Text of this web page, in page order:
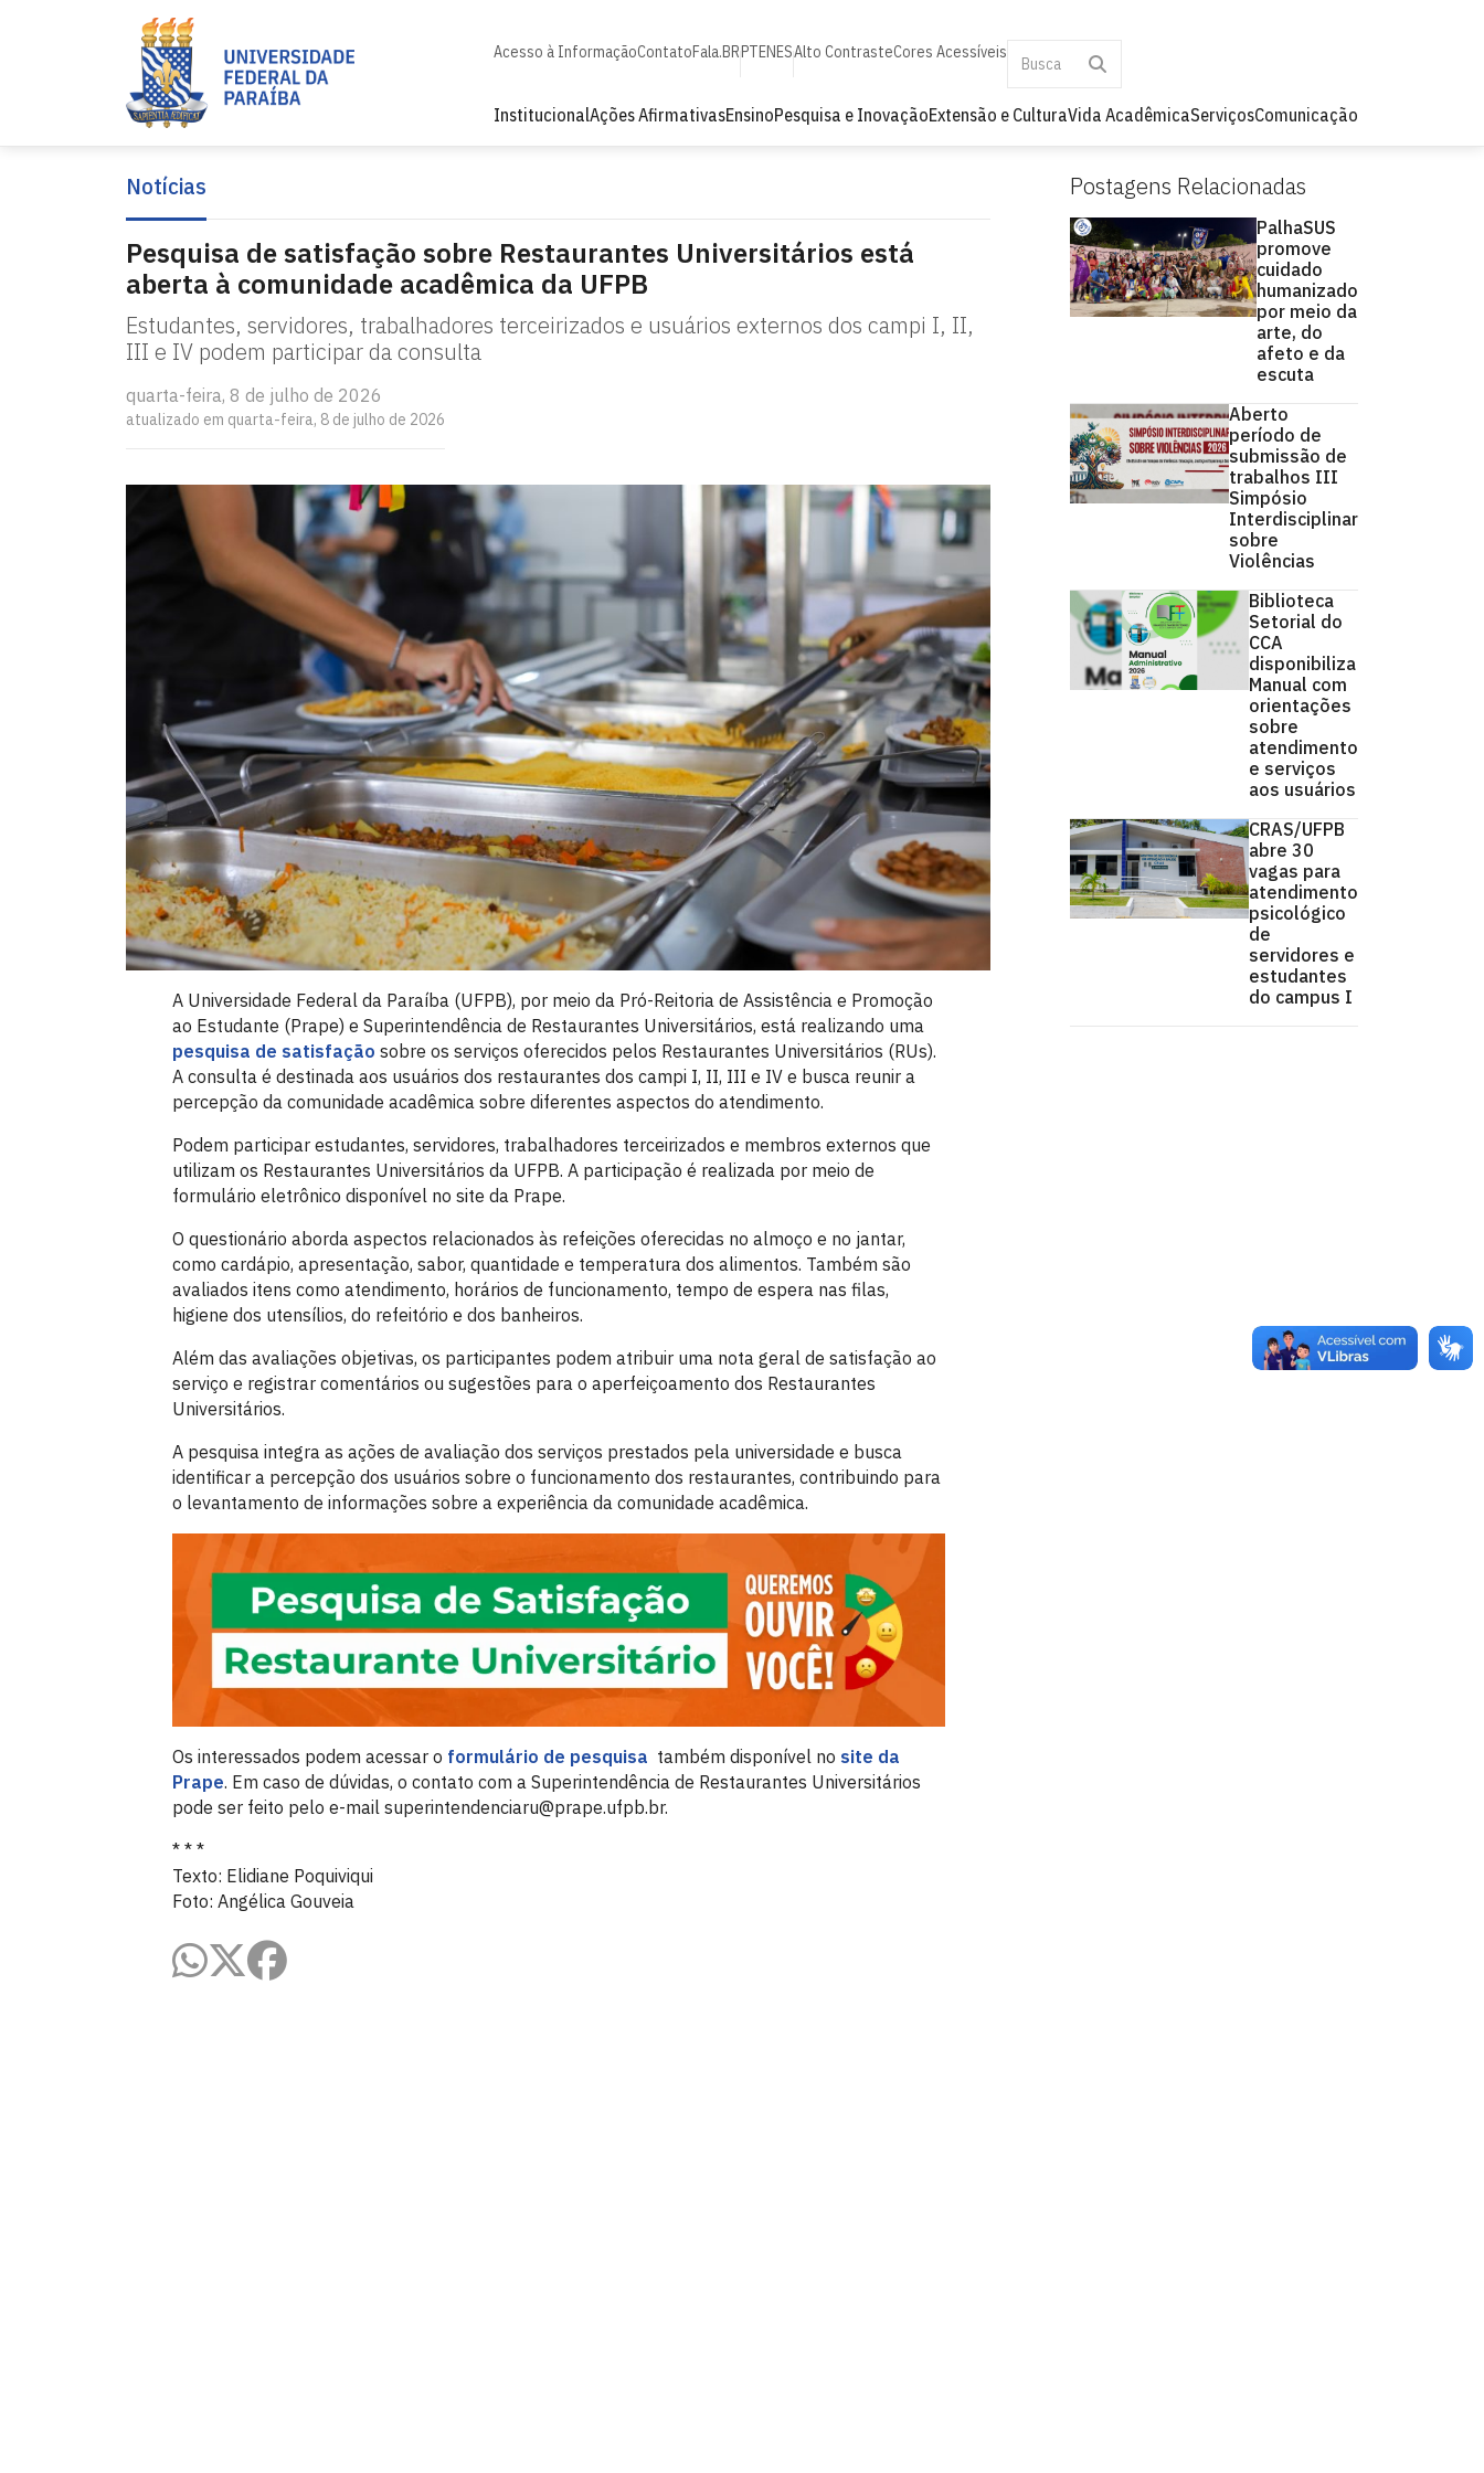
Acesso à InformaçãoContatoFala.BRPTENESAlto ContrasteCores Acessíveis
InstitucionalAções AfirmativasEnsinoPesquisa e InovaçãoExtensão e CulturaVida AcadêmicaServiçosComunicação
Postagens Relacionadas
PalhaSUS
promove
cuidado
humanizado
por meio da
arte, do
afeto e da
escuta
Aberto
período de
submissão de
trabalhos III
Simpósio
Interdisciplinar
sobre
Violências
Biblioteca
Setorial do
CCA
disponibiliza
Manual com
orientações
sobre
atendimento
e serviços
aos usuários
CRAS/UFPB
abre 30
vagas para
atendimento
psicológico
de
servidores e
estudantes
do campus I
Notícias
Pesquisa de satisfação sobre Restaurantes Universitários está
aberta à comunidade acadêmica da UFPB
Estudantes, servidores, trabalhadores terceirizados e usuários externos dos campi I, II,
III e IV podem participar da consulta
quarta-feira, 8 de julho de 2026
atualizado em quarta-feira, 8 de julho de 2026
A Universidade Federal da Paraíba (UFPB), por meio da Pró-Reitoria de Assistência e Promoção
ao Estudante (Prape) e Superintendência de Restaurantes Universitários, está realizando uma
pesquisa de satisfação sobre os serviços oferecidos pelos Restaurantes Universitários (RUs).
A consulta é destinada aos usuários dos restaurantes dos campi I, II, III e IV e busca reunir a
percepção da comunidade acadêmica sobre diferentes aspectos do atendimento.
Podem participar estudantes, servidores, trabalhadores terceirizados e membros externos que
utilizam os Restaurantes Universitários da UFPB. A participação é realizada por meio de
formulário eletrônico disponível no site da Prape.
O questionário aborda aspectos relacionados às refeições oferecidas no almoço e no jantar,
como cardápio, apresentação, sabor, quantidade e temperatura dos alimentos. Também são
avaliados itens como atendimento, horários de funcionamento, tempo de espera nas filas,
higiene dos utensílios, do refeitório e dos banheiros.
Além das avaliações objetivas, os participantes podem atribuir uma nota geral de satisfação ao
serviço e registrar comentários ou sugestões para o aperfeiçoamento dos Restaurantes
Universitários.
A pesquisa integra as ações de avaliação dos serviços prestados pela universidade e busca
identificar a percepção dos usuários sobre o funcionamento dos restaurantes, contribuindo para
o levantamento de informações sobre a experiência da comunidade acadêmica.
Os interessados podem acessar o formulário de pesquisa também disponível no site da
Prape. Em caso de dúvidas, o contato com a Superintendência de Restaurantes Universitários
pode ser feito pelo e-mail superintendenciaru@prape.ufpb.br.
* * *
Texto: Elidiane Poquiviqui
Foto: Angélica Gouveia